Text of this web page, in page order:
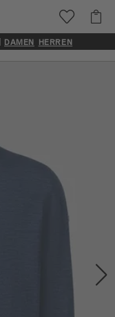
DAMEN HERREN